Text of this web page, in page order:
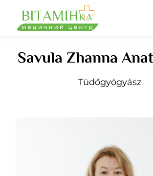
tartalomra
Fő
Szolgáltatások
Árak
Savula Zhanna
Tüdőgyógyász